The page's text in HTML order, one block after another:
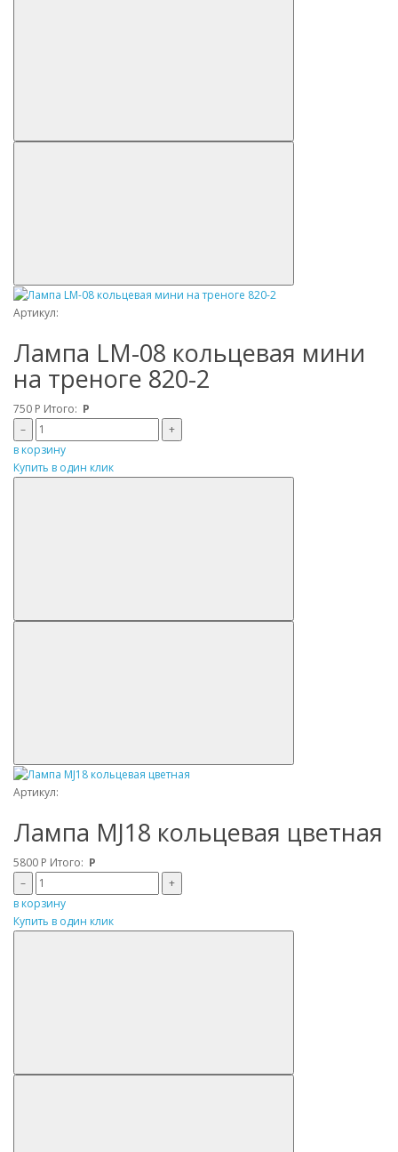
Артикул:
Лампа LM-08 кольцевая мини
на треноге 820-2
750 Р Итого: Р
–
+
в корзину
Купить в один клик
Артикул:
Лампа MJ18 кольцевая цветная
5800 Р Итого: Р
–
+
в корзину
Купить в один клик